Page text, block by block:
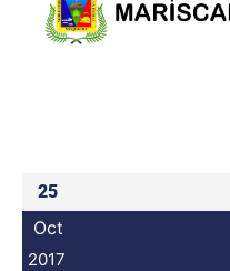
25
Oct
2017